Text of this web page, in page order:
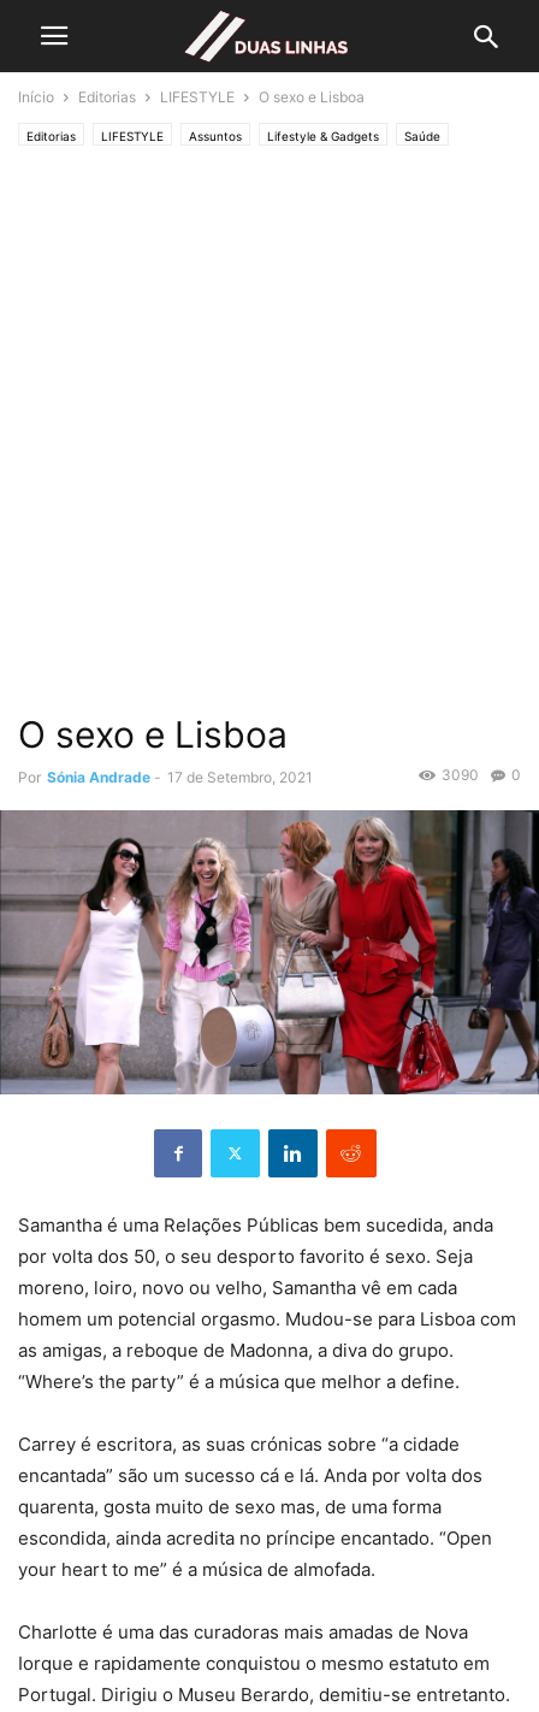
Início Editorias LIFESTYLE O sexo e Lisboa
Editorias LIFESTYLE Assuntos Lifestyle & Gadgets Saúde
O sexo e Lisboa
Por Sónia Andrade - 17 de Setembro, 2021 0
3090
Samantha é uma Relações Públicas bem sucedida, anda
por volta dos 50, o seu desporto favorito é sexo. Seja
moreno, loiro, novo ou velho, Samantha vê em cada
homem um potencial orgasmo. Mudou-se para Lisboa com
as amigas, a reboque de Madonna, a diva do grupo.
“Where’s the party” é a música que melhor a define.
Carrey é escritora, as suas crónicas sobre “a cidade
encantada” são um sucesso cá e lá. Anda por volta dos
quarenta, gosta muito de sexo mas, de uma forma
escondida, ainda acredita no príncipe encantado. “Open
your heart to me” é a música de almofada.
Charlotte é uma das curadoras mais amadas de Nova
Iorque e rapidamente conquistou o mesmo estatuto em
Portugal. Dirigiu o Museu Berardo, demitiu-se entretanto.